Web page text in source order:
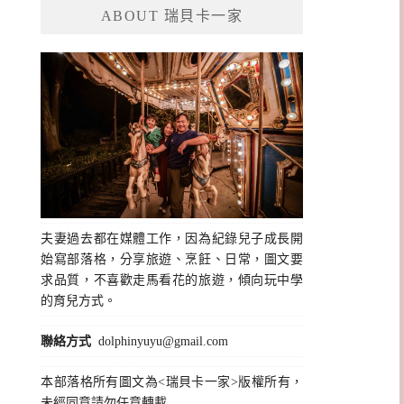
ABOUT 瑞貝卡一家
夫妻過去都在媒體工作，因為紀錄兒子成長開
始寫部落格，分享旅遊、烹飪、日常，圖文要
求品質，不喜歡走馬看花的旅遊，傾向玩中學
的育兒方式。
聯絡方式 dolphinyuyu@gmail.com
本部落格所有圖文為<瑞貝卡一家>版權所有，